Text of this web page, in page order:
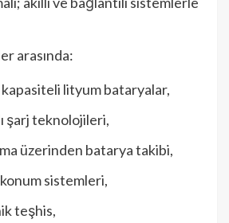
arasında:
lityum bataryalar,
şarj teknolojileri,
üzerinden batarya takibi,
sistemleri,
teşhis,